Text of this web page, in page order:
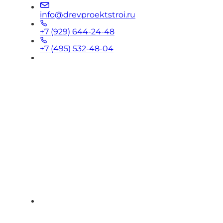
info@drevproektstroi.ru
+7 (929) 644-24-48
+7 (495) 532-48-04